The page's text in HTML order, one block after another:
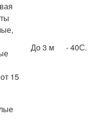
15
До 3 м - 40С.